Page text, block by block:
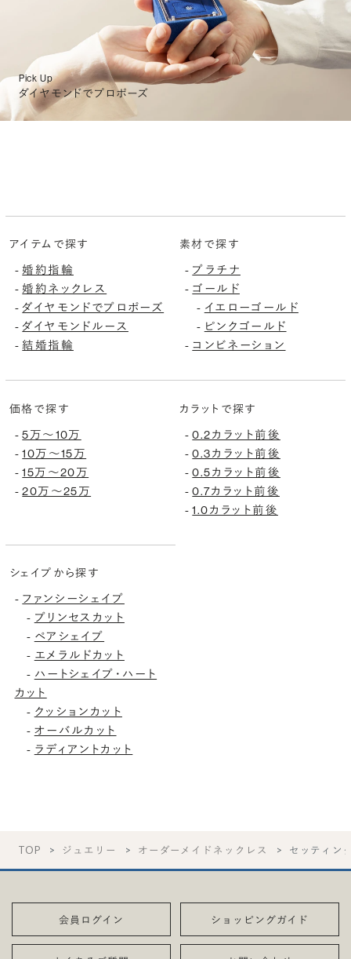
Pick Up
ダイヤモンドでプロポーズ
アイテムで探す
-婚約指輪
-婚約ネックレス
-ダイヤモンドでプロポーズ
-ダイヤモンドルース
-結婚指輪
素材で探す
- プラチナ
- ゴールド
- イエローゴールド
- ピンクゴールド
- コンビネーション
価格で探す
-5万〜10万
-10万〜15万
-15万〜20万
-20万〜25万
カラットで探す
-0.2カラット前後
-0.3カラット前後
-0.5カラット前後
-0.7カラット前後
-1.0カラット前後
シェイプから探す
- ファンシーシェイプ
- プリンセスカット
- ペアシェイプ
- エメラルドカット
- ハートシェイプ・ハート
カット
- クッションカット
- オーバルカット
- ラディアントカット
TOP ジュエリー オーダーメイドネックレス セッティン
会員ログイン ショッピングガイド